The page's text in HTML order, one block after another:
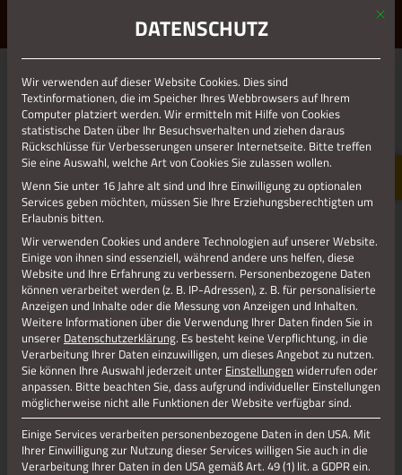
ERLEBE STOLBERG.ERLEBE DICH.
KUPFERHOF GEDAU
Hinsichtlich
seiner Lage
inmitten
grüner
vermittelt der
Kupferhof
Gedau einen
Eindruck von
der
ursprünglichen
Abgeschiedenheit der meisten Hofanlagen früherer Zeiten.
So oder ähnlich hat man sich auch die anfänglichen
Verhältnisse im heute dicht besiedelten Stolberger Tal
vorzustellen.
Die am Oberlauf der Inde (Münsterbach) gelegene Anlage
wurde in der zweiten Hälfte des 17. Jahrhunderts erbaut.
Mit
DATENSCHUTZ
Wir verwenden auf dieser Website Cookies. Dies sind
Textinformationen, die im Speicher Ihres Webbrowsers auf Ihrem
Computer platziert werden. Wir ermitteln mit Hilfe von Cookies
statistische Daten über Ihr Besuchsverhalten und ziehen daraus
Rückschlüsse für Verbesserungen unserer Internetseite. Bitte treffen
Sie eine Auswahl, welche Art von Cookies Sie zulassen wollen.
Wenn Sie unter 16 Jahre alt sind und Ihre Einwilligung zu optionalen
Services geben möchten, müssen Sie Ihre Erziehungsberechtigten um
Erlaubnis bitten.
Wir verwenden Cookies und andere Technologien auf unserer Website.
Einige von ihnen sind essenziell, während andere uns helfen, diese
Website und Ihre Erfahrung zu verbessern. Personenbezogene Daten
können verarbeitet werden (z. B. IP-Adressen), z. B. für personalisierte
Anzeigen und Inhalte oder die Messung von Anzeigen und Inhalten.
Weitere Informationen über die Verwendung Ihrer Daten finden Sie in
unserer Datenschutzerklärung. Es besteht keine Verpflichtung, in die
Verarbeitung Ihrer Daten einzuwilligen, um dieses Angebot zu nutzen.
Sie können Ihre Auswahl jederzeit unter Einstellungen widerrufen oder
anpassen. Bitte beachten Sie, dass aufgrund individueller Einstellungen
möglicherweise nicht alle Funktionen der Website verfügbar sind.
Einige Services verarbeiten personenbezogene Daten in den USA. Mit
Ihrer Einwilligung zur Nutzung dieser Services willigen Sie auch in die
Verarbeitung Ihrer Daten in den USA gemäß Art. 49 (1) lit. a GDPR ein.